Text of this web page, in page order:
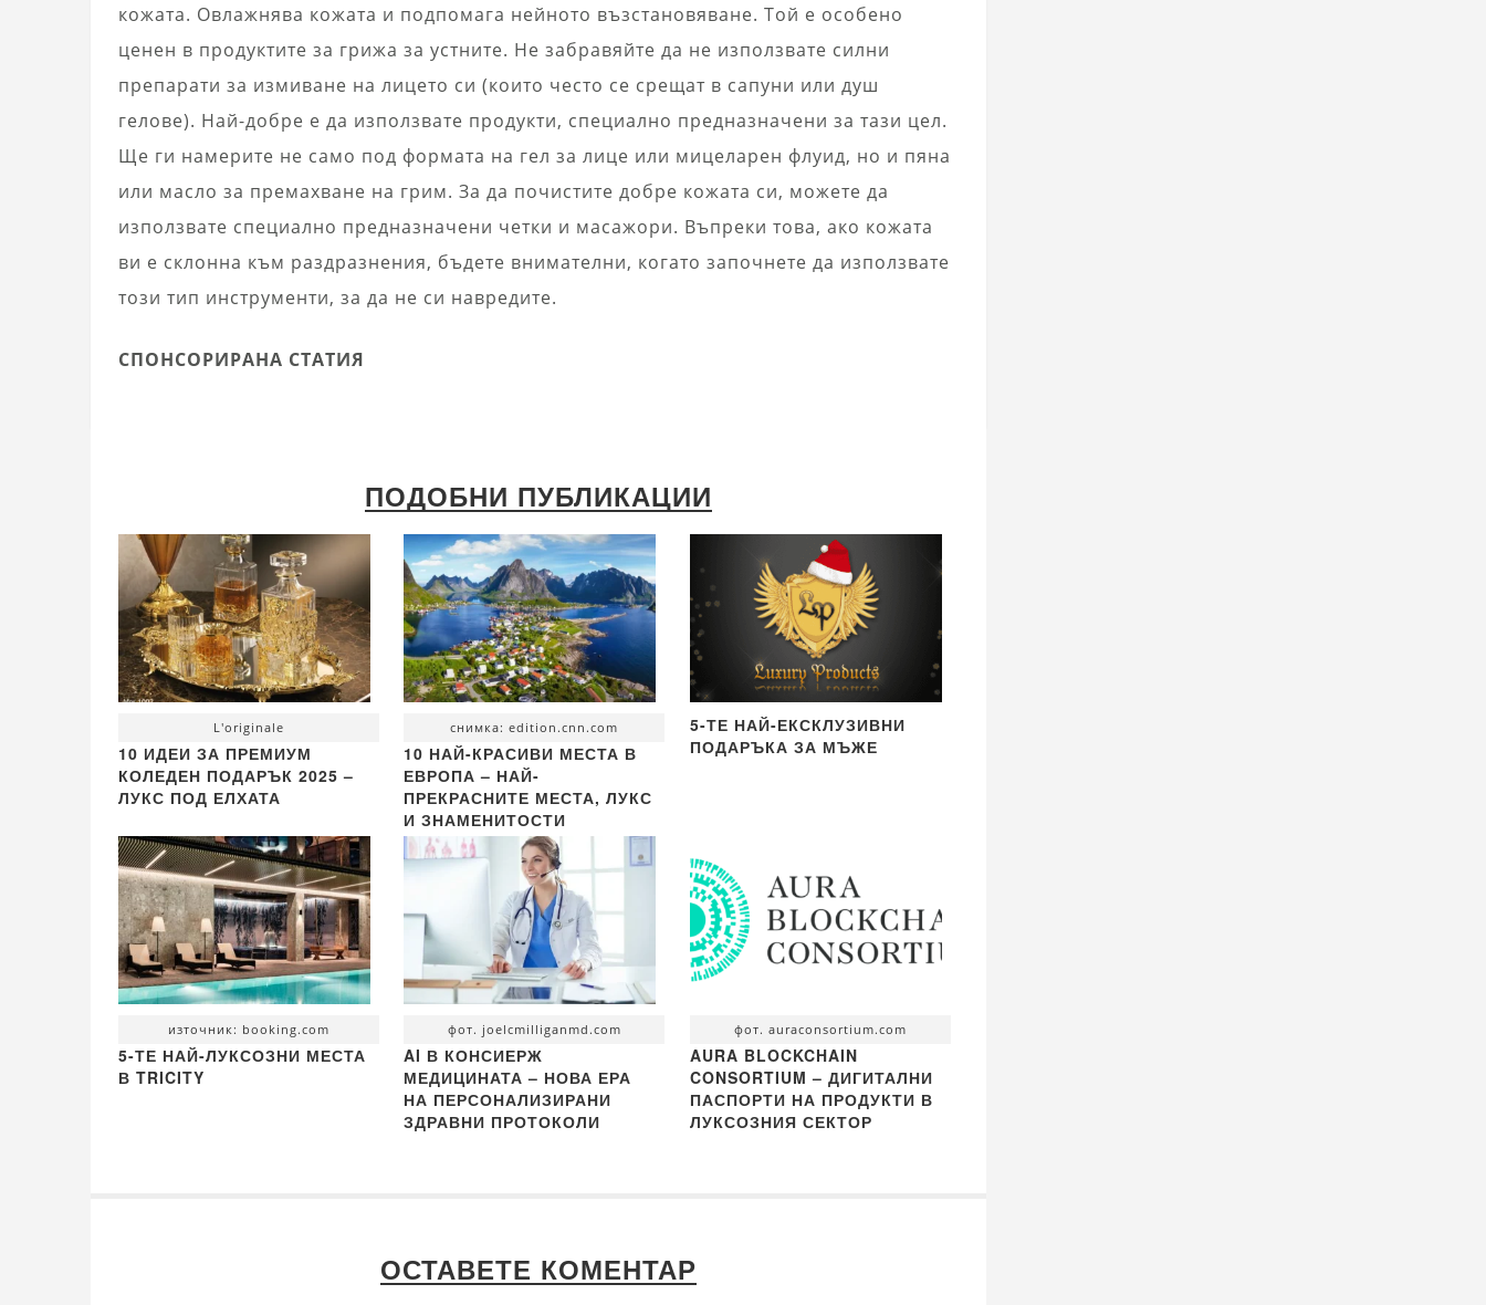
кожата. Овлажнява кожата и подпомага нейното възстановяване. Той е особено
ценен в продуктите за грижа за устните. Не забравяйте да не използвате силни
препарати за измиване на лицето си (които често се срещат в сапуни или душ
гелове). Най-добре е да използвате продукти, специално предназначени за тази цел.
Ще ги намерите не само под формата на гел за лице или мицеларен флуид, но и пяна
или масло за премахване на грим. За да почистите добре кожата си, можете да
използвате специално предназначени четки и масажори. Въпреки това, ако кожата
ви е склонна към раздразнения, бъдете внимателни, когато започнете да използвате
този тип инструменти, за да не си навредите.
СПОНСОРИРАНА СТАТИЯ
ПОДОБНИ ПУБЛИКАЦИИ
L'originale
10 ИДЕИ ЗА ПРЕМИУМ
КОЛЕДЕН ПОДАРЪК 2025 –
ЛУКС ПОД ЕЛХАТА
снимка: edition.cnn.com
10 НАЙ-КРАСИВИ МЕСТА В
ЕВРОПА – НАЙ-
ПРЕКРАСНИТЕ МЕСТА, ЛУКС
И ЗНАМЕНИТОСТИ
5-ТЕ НАЙ-ЕКСКЛУЗИВНИ
ПОДАРЪКА ЗА МЪЖЕ
източник: booking.com
5-ТЕ НАЙ-ЛУКСОЗНИ МЕСТА
В TRICITY
фот. joelcmilliganmd.com
AI В КОНСИЕРЖ
МЕДИЦИНАТА – НОВА ЕРА
НА ПЕРСОНАЛИЗИРАНИ
ЗДРАВНИ ПРОТОКОЛИ
фот. auraconsortium.com
AURA BLOCKCHAIN
CONSORTIUM – ДИГИТАЛНИ
ПАСПОРТИ НА ПРОДУКТИ В
ЛУКСОЗНИЯ СЕКТОР
ОСТАВЕТЕ КОМЕНТАР